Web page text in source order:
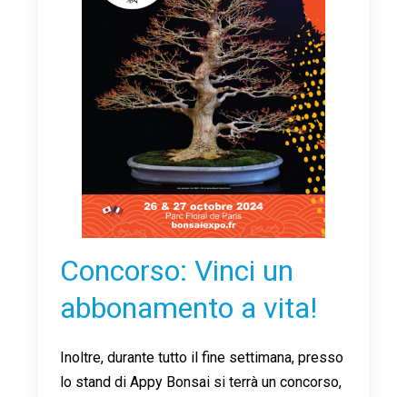
Concorso: Vinci un
abbonamento a vita!
Inoltre, durante tutto il fine settimana, presso
lo stand di Appy Bonsai si terrà un concorso,